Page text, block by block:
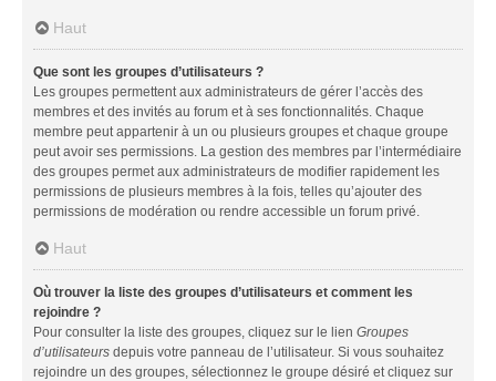
Haut
Que sont les groupes d’utilisateurs ?
Les groupes permettent aux administrateurs de gérer l’accès des
membres et des invités au forum et à ses fonctionnalités. Chaque
membre peut appartenir à un ou plusieurs groupes et chaque groupe
peut avoir ses permissions. La gestion des membres par l’intermédiaire
des groupes permet aux administrateurs de modifier rapidement les
permissions de plusieurs membres à la fois, telles qu’ajouter des
permissions de modération ou rendre accessible un forum privé.
Haut
Où trouver la liste des groupes d’utilisateurs et comment les
rejoindre ?
Pour consulter la liste des groupes, cliquez sur le lien Groupes
d’utilisateurs depuis votre panneau de l’utilisateur. Si vous souhaitez
rejoindre un des groupes, sélectionnez le groupe désiré et cliquez sur